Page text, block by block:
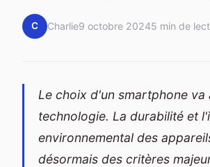
C Charlie9 octobre 20245 min de
Le choix d'un smartphone va
technologie. La durabilité et
environnemental des
désormais des critères